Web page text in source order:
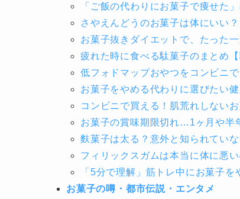
「ご飯の代わりにお菓子で痩せた
さやえんどうのお菓子は体にいい
お菓子抜きダイエットで、たった
疲れた時に食べる駄菓子のまとめ
低フォドマップおやつをコンビニ
お菓子をやめる代わりに選びたい
コンビニで買える！肌荒れしない
お菓子の賞味期限切れ…1ヶ月や半
麩菓子は太る？意外と知られてい
フィリックスガムは本当に体に悪
「5分で理解」筋トレ中にお菓子
お菓子の噂・都市伝説・エンタメ